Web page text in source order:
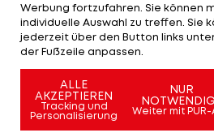
Werbung fortzufahren. Sie können
individuelle Auswahl zu treffen. Sie
jederzeit über den Button links
der Fußzeile anpassen.
ALLE
AKZEPTIEREN
Tracking und
Personalisierung
NUR
Weiter mit PUR-